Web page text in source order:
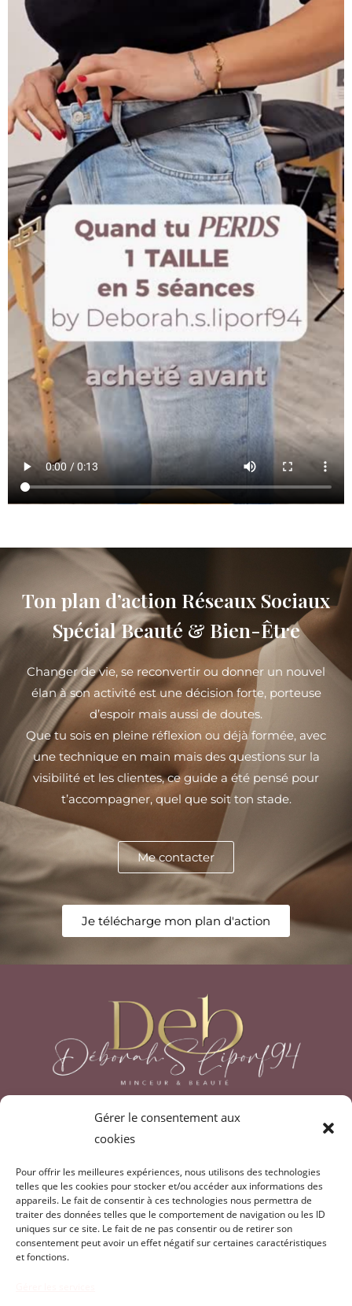
Gérer le consentement aux
cookies
Pour offrir les meilleures expériences, nous utilisons des technologies
telles que les cookies pour stocker et/ou accéder aux informations des
appareils. Le fait de consentir à ces technologies nous permettra de
traiter des données telles que le comportement de navigation ou les ID
uniques sur ce site. Le fait de ne pas consentir ou de retirer son
consentement peut avoir un effet négatif sur certaines caractéristiques
et fonctions.
Ton plan d’action Réseaux Sociaux
Spécial Beauté & Bien-Être
Changer de vie, se reconvertir ou donner un nouvel
élan à son activité est une décision forte, porteuse
d’espoir mais aussi de doutes.
Que tu sois en pleine réflexion ou déjà formée, avec
une technique en main mais des questions sur la
visibilité et les clientes, ce guide a été pensé pour
t’accompagner, quel que soit ton stade.
Me contacter
Je télécharge mon plan d'action
debliporf@outlook.fr
CONTACT & RÉSERVATION
Vous souhaitez devenir ambassadrice?